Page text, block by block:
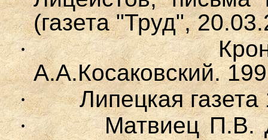
(газета"Труд",
·
А.А.Косаковский.
·Липецкая газета
·
Матвиец П.В.